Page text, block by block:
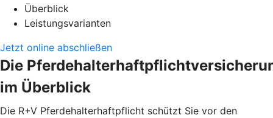
Überblick
Leistungsvarianten
Jetzt online abschließen
Die
im Überblick
Die R+V Pferdehalterhaftpflicht schützt Sie vor den